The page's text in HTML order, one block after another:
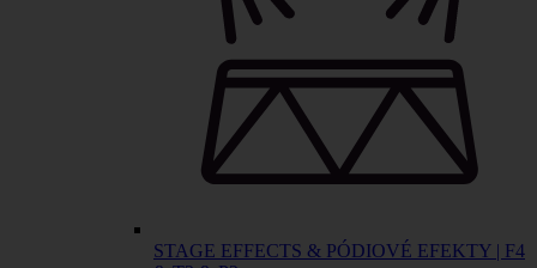
STAGE EFFECTS & PÓDIOVÉ EFEKTY | F4